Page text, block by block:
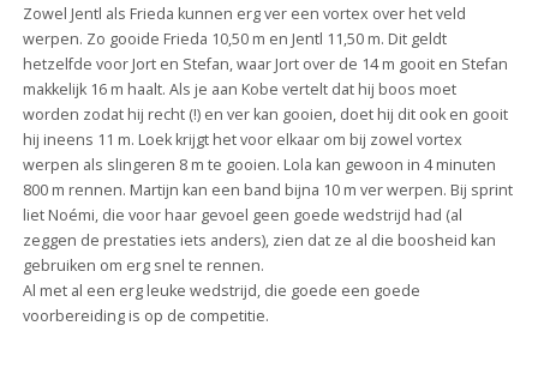
Zowel Jentl als Frieda kunnen erg ver een vortex over het veld
werpen. Zo gooide Frieda 10,50 m en Jentl 11,50 m. Dit geldt
hetzelfde voor Jort en Stefan, waar Jort over de 14 m gooit en Stefan
makkelijk 16 m haalt. Als je aan Kobe vertelt dat hij boos moet
worden zodat hij recht (!) en ver kan gooien, doet hij dit ook en gooit
hij ineens 11 m. Loek krijgt het voor elkaar om bij zowel vortex
werpen als slingeren 8 m te gooien. Lola kan gewoon in 4 minuten
800 m rennen. Martijn kan een band bijna 10 m ver werpen. Bij sprint
liet Noémi, die voor haar gevoel geen goede wedstrijd had (al
zeggen de prestaties iets anders), zien dat ze al die boosheid kan
gebruiken om erg snel te rennen.
Al met al een erg leuke wedstrijd, die goede een goede
voorbereiding is op de competitie.